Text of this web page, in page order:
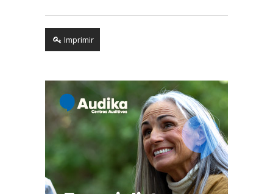
Imprimir